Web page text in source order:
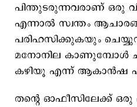
പിന്തുടരുന്നവരാണ് ഒരു
എന്നാല്‍ സ്വന്തം
പരിഹസിക്കുകയും
മനോനില കാണുമ്പോള്‍
കഴിയൂ എന്ന് ആകാന്‍ഷ
തന്‍റെ ഓഫീസിലേക്ക് ഒരു